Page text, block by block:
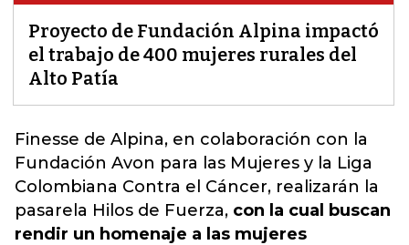
Proyecto de Fundación Alpina impactó
el trabajo de 400 mujeres rurales del
Alto Patía
Finesse de Alpina, en colaboración con la
Fundación Avon para las Mujeres y la Liga
Colombiana Contra el Cáncer, realizarán la
pasarela Hilos de Fuerza, con la cual buscan
rendir un homenaje a las mujeres